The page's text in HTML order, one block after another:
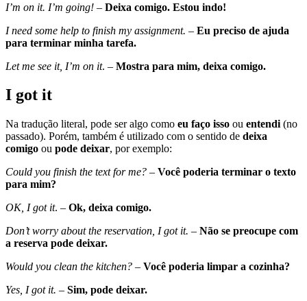
I’m on it. I’m going! – Deixa comigo. Estou indo!
I need some help to finish my assignment. – Eu preciso de ajuda
para terminar minha tarefa.
Let me see it, I’m on it. – Mostra para mim, deixa comigo.
I got it
Na tradução literal, pode ser algo como eu faço isso ou entendi (no
passado). Porém, também é utilizado com o sentido de deixa
comigo ou pode deixar, por exemplo:
Could you finish the text for me? – Você poderia terminar o texto
para mim?
OK, I got it. – Ok, deixa comigo.
Don’t worry about the reservation, I got it. – Não se preocupe com
a reserva pode deixar.
Would you clean the kitchen? – Você poderia limpar a cozinha?
Yes, I got it. – Sim, pode deixar.